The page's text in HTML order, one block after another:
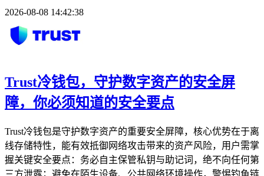
2026-08-08 14:42:38
Trust冷钱包，守护数字资产的安全屏
障，你必须知道的安全要点
Trust冷钱包是守护数字资产的重要安全屏障，核心优势在于离
线存储特性，能有效抵御网络攻击带来的资产风险，用户需掌
握关键安全要点：务必自主保管私钥与助记词，绝不向任何第
三方泄露；避免在陌生设备、公共网络环境操作，警惕钓鱼链